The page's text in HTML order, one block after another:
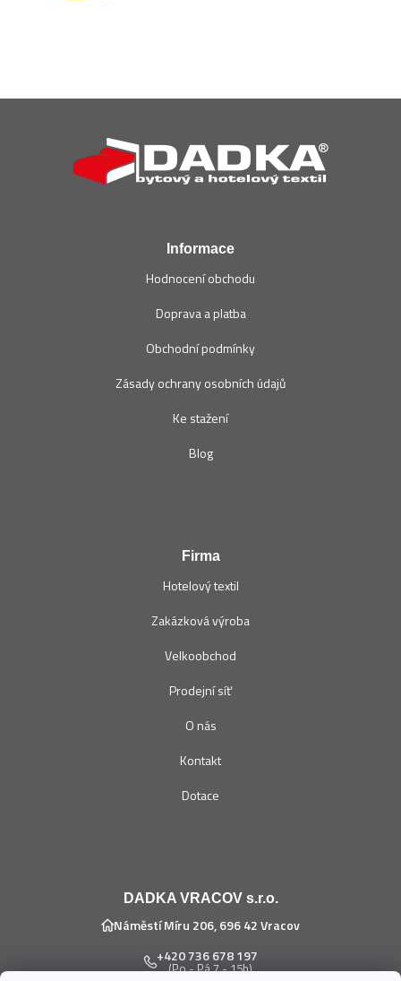
Informace
Hodnocení obchodu
Doprava a platba
Obchodní podmínky
Zásady ochrany osobních údajů
Ke stažení
Blog
Firma
Hotelový textil
Zakázková výroba
Velkoobchod
Prodejní síť
O nás
Kontakt
Dotace
DADKA VRACOV s.r.o.
Náměstí Míru 206, 696 42 Vracov
+420 736 678 197
(Po - Pá 7 - 15h)